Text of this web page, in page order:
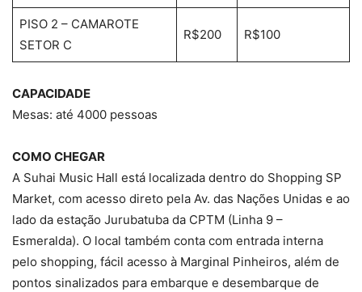
PISO 2 – CAMAROTE
SETOR C
R$200 R$100
CAPACIDADE
Mesas: até 4000 pessoas
COMO CHEGAR
A Suhai Music Hall está localizada dentro do Shopping SP
Market, com acesso direto pela Av. das Nações Unidas e ao
lado da estação Jurubatuba da CPTM (Linha 9 –
Esmeralda). O local também conta com entrada interna
pelo shopping, fácil acesso à Marginal Pinheiros, além de
pontos sinalizados para embarque e desembarque de